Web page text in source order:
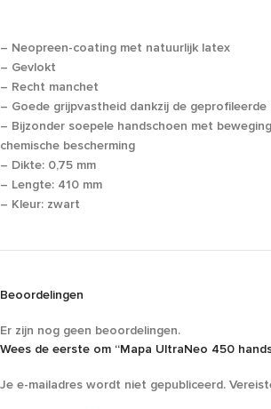
– Neopreen-coating met natuurlijk latex
– Gevlokt
– Recht manchet
– Goede grijpvastheid dankzij de
– Bijzonder soepele handschoen met
chemische bescherming
– Dikte: 0,75 mm
– Lengte: 410 mm
– Kleur: zwart
Beoordelingen
Er zijn nog geen beoordelingen.
Wees de eerste om “Mapa UltraNeo 450
Je e-mailadres wordt niet gepubliceerd.